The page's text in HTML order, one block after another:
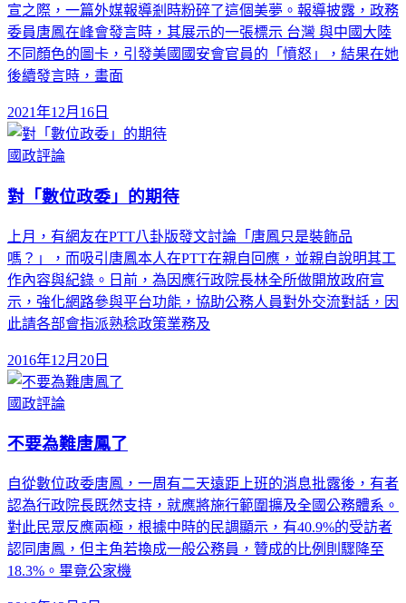
宣之際，一篇外媒報導剎時粉碎了這個美夢。報導披露，政務
委員唐鳳在峰會發言時，其展示的一張標示 台灣 與中國大陸
不同顏色的圖卡，引發美國國安會官員的「憤怒」，結果在她
後續發言時，畫面
2021年12月16日
國政評論
對「數位政委」的期待
上月，有網友在PTT八卦版發文討論「唐鳳只是裝飾品
嗎？」，而吸引唐鳳本人在PTT在親自回應，並親自說明其工
作內容與紀錄。日前，為因應行政院長林全所做開放政府宣
示，強化網路參與平台功能，協助公務人員對外交流對話，因
此請各部會指派熟稔政策業務及
2016年12月20日
國政評論
不要為難唐鳳了
自從數位政委唐鳳，一周有二天遠距上班的消息批露後，有者
認為行政院長既然支持，就應將施行範圍擴及全國公務體系。
對此民眾反應兩極，根據中時的民調顯示，有40.9%的受訪者
認同唐鳳，但主角若換成一般公務員，贊成的比例則驟降至
18.3%。畢竟公家機